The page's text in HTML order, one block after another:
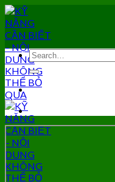
Skip
to
content